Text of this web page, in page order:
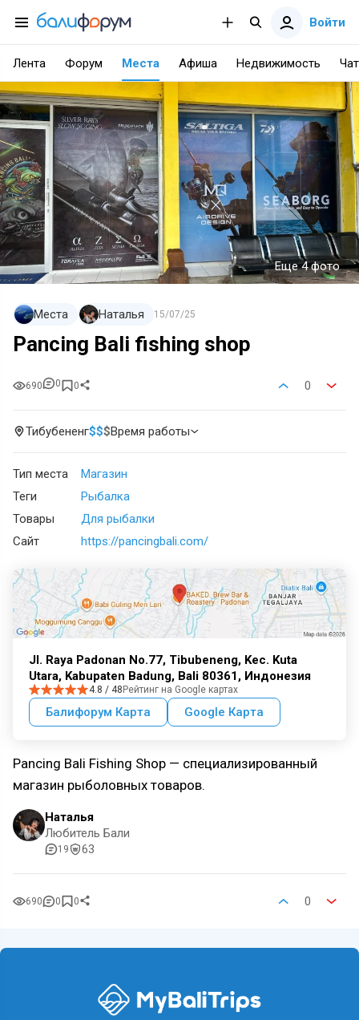
Войти
Лента Форум Места Афиша Недвижимость Чат
Еще 4 фото
Места Наталья 15/07/25
Pancing Bali fishing shop
690 0 0 0
Тибубененг$$$Время работы
Тип места
Магазин
Теги
Рыбалка
Товары
Для рыбалки
Сайт
https://pancingbali.com/
Jl. Raya Padonan No.77, Tibubeneng, Kec. Kuta
Utara, Kabupaten Badung, Bali 80361, Индонезия
4.8 / 48 Рейтинг на Google картах
Балифорум Карта Google Карта
Pancing Bali Fishing Shop — специализированный
магазин рыболовных товаров.
Наталья
Любитель Бали
19 63
690 0 0 0